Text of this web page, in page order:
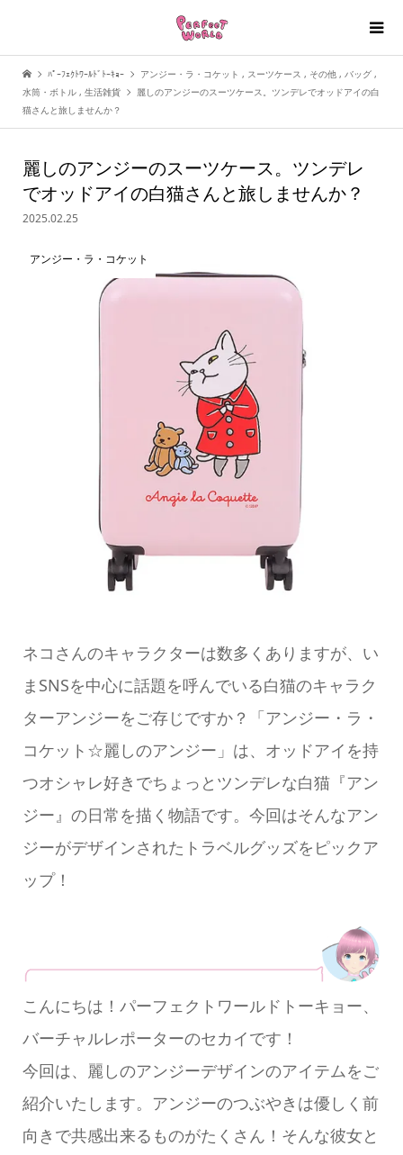
ﾊﾟｰﾌｪｸﾄﾜｰﾙﾄﾞﾄｰｷｮｰ アンジー・ラ・コケット , スーツケース , その他 , バッグ ,
水筒・ボトル , 生活雑貨
麗しのアンジーのスーツケース。ツンデレでオッドアイの白
猫さんと旅しませんか？
麗しのアンジーのスーツケース。ツンデレ
でオッドアイの白猫さんと旅しませんか？
2025.02.25
アンジー・ラ・コケット
ネコさんのキャラクターは数多くありますが、い
まSNSを中心に話題を呼んでいる白猫のキャラク
ターアンジーをご存じですか？「アンジー・ラ・
コケット☆麗しのアンジー」は、オッドアイを持
つオシャレ好きでちょっとツンデレな白猫『アン
ジー』の日常を描く物語です。今回はそんなアン
ジーがデザインされたトラベルグッズをピックア
ップ！
こんにちは！パーフェクトワールドトーキョー、
バーチャルレポーターのセカイです！
今回は、麗しのアンジーデザインのアイテムをご
紹介いたします。アンジーのつぶやきは優しく前
向きで共感出来るものがたくさん！そんな彼女と